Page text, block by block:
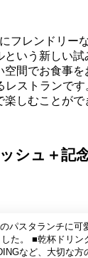
フレンドリー
いう新しい試
間でお食事
ストランです
しむことが
シュ＋記
パスタランチに可
ークリ